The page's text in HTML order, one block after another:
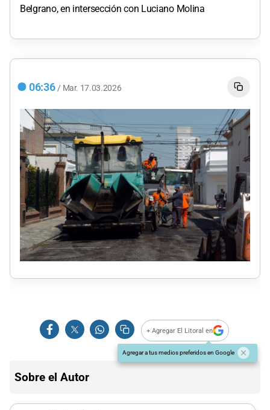
Belgrano, en intersección con Luciano Molina
06:36 / Mar. 17.03.2026
+ Agregar El Litoral en
Agregar a tus medios preferidos en Google
Sobre el Autor